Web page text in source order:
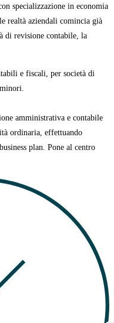
specializzazione in economia
realtà aziendali comincia già
di revisione contabile, la
e fiscali, per società di
amministrativa e contabile
ordinaria, effettuando
plan. Pone al centro